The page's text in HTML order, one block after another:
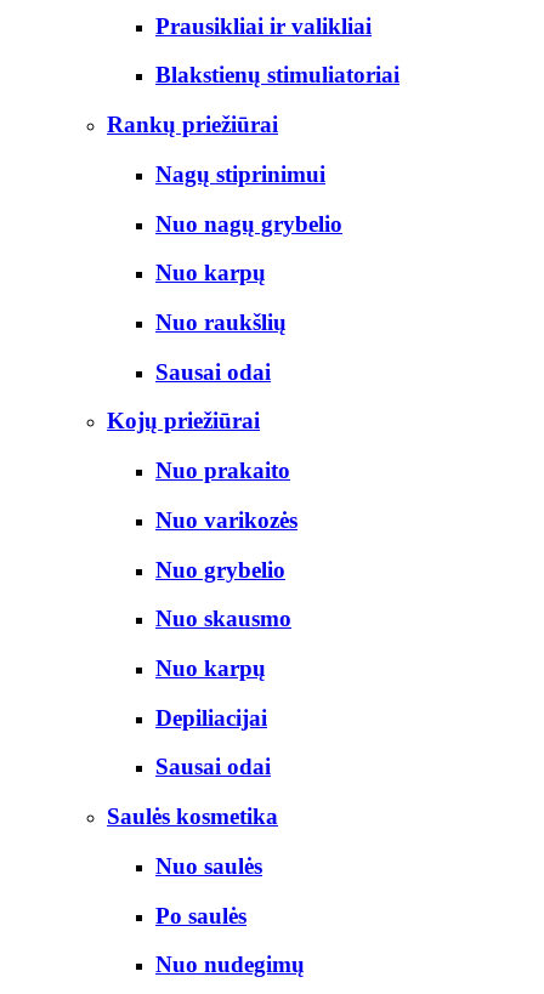
Prausikliai ir valikliai
Blakstienų stimuliatoriai
Rankų priežiūrai
Nagų stiprinimui
Nuo nagų grybelio
Nuo karpų
Nuo raukšlių
Sausai odai
Kojų priežiūrai
Nuo prakaito
Nuo varikozės
Nuo grybelio
Nuo skausmo
Nuo karpų
Depiliacijai
Sausai odai
Saulės kosmetika
Nuo saulės
Po saulės
Nuo nudegimų